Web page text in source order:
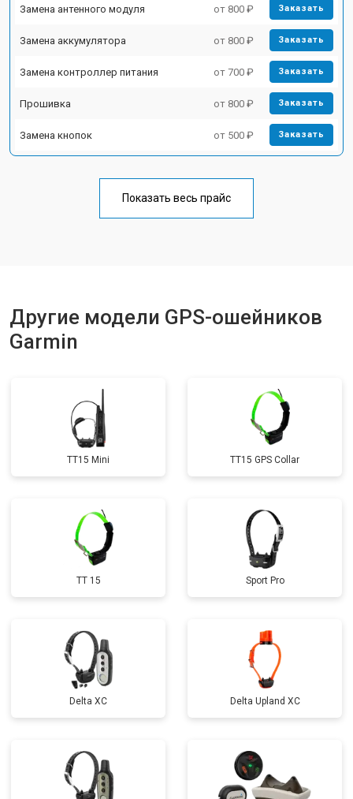
Замена антенного модуля от 800 ₽ Заказать
Замена аккумулятора от 800 ₽ Заказать
Замена контроллер питания от 700 ₽ Заказать
Прошивка от 800 ₽ Заказать
Замена кнопок от 500 ₽ Заказать
Показать весь прайс
Другие модели GPS-ошейников
Garmin
TT15 Mini TT15 GPS Collar
TT 15 Sport Pro
Delta XC Delta Upland XC